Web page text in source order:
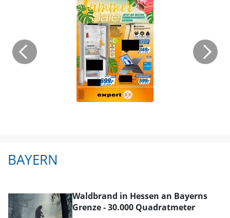
BAYERN
Waldbrand in Hessen an Bayerns
Grenze - 30.000 Quadratmeter